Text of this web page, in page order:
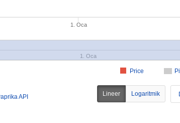
Price
1. Oca
1. Oca
API Lineer Logaritmik